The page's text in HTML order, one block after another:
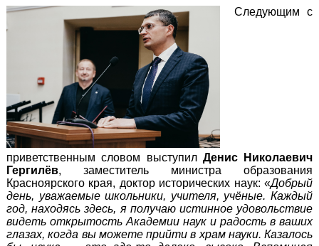
Следующим с
приветственным словом выступил Денис Николаевич
Гергилёв, заместитель министра образования
Красноярского края, доктор исторических наук: «Добрый
день, уважаемые школьники, учителя, учёные. Каждый
год, находясь здесь, я получаю истинное удовольствие
видеть открытость Академии наук и радость в ваших
глазах, когда вы можете прийти в храм науки. Казалось